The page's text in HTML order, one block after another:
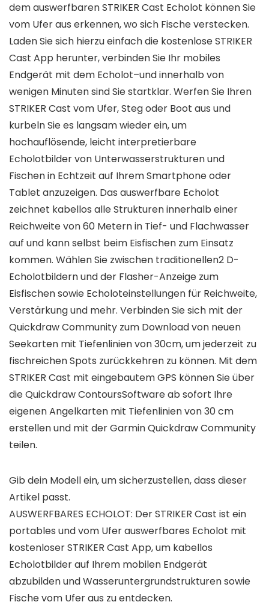
dem auswerfbaren STRIKER Cast Echolot können Sie
vom Ufer aus erkennen, wo sich Fische verstecken.
Laden Sie sich hierzu einfach die kostenlose STRIKER
Cast App herunter, verbinden Sie Ihr mobiles
Endgerät mit dem Echolot–und innerhalb von
wenigen Minuten sind Sie startklar. Werfen Sie Ihren
STRIKER Cast vom Ufer, Steg oder Boot aus und
kurbeln Sie es langsam wieder ein, um
hochauflösende, leicht interpretierbare
Echolotbilder von Unterwasserstrukturen und
Fischen in Echtzeit auf Ihrem Smartphone oder
Tablet anzuzeigen. Das auswerfbare Echolot
zeichnet kabellos alle Strukturen innerhalb einer
Reichweite von 60 Metern in Tief- und Flachwasser
auf und kann selbst beim Eisfischen zum Einsatz
kommen. Wählen Sie zwischen traditionellen2 D-
Echolotbildern und der Flasher-Anzeige zum
Eisfischen sowie Echoloteinstellungen für Reichweite,
Verstärkung und mehr. Verbinden Sie sich mit der
Quickdraw Community zum Download von neuen
Seekarten mit Tiefenlinien von 30cm, um jederzeit zu
fischreichen Spots zurückkehren zu können. Mit dem
STRIKER Cast mit eingebautem GPS können Sie über
die Quickdraw ContoursSoftware ab sofort Ihre
eigenen Angelkarten mit Tiefenlinien von 30 cm
erstellen und mit der Garmin Quickdraw Community
teilen.
Gib dein Modell ein, um sicherzustellen, dass dieser
Artikel passt.
AUSWERFBARES ECHOLOT: Der STRIKER Cast ist ein
portables und vom Ufer auswerfbares Echolot mit
kostenloser STRIKER Cast App, um kabellos
Echolotbilder auf Ihrem mobilen Endgerät
abzubilden und Wasseruntergrundstrukturen sowie
Fische vom Ufer aus zu entdecken.